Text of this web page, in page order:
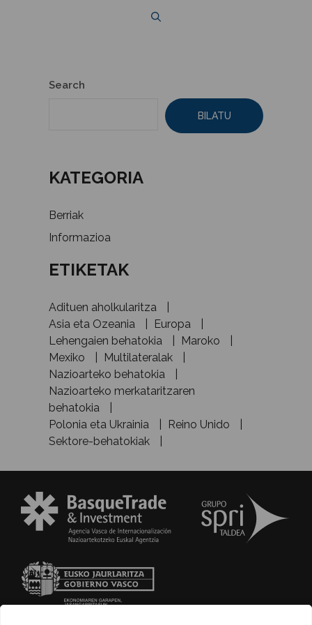
Search
BILATU
KATEGORIA
Berriak
Informazioa
ETIKETAK
Adituen aholkularitza
Asia eta Ozeania
Europa
Lehengaien behatokia
Maroko
Mexiko
Multilateralak
Nazioarteko behatokia
Nazioarteko merkataritzaren
behatokia
Polonia eta Ukrainia
Reino Unido
Sektore-behatokiak